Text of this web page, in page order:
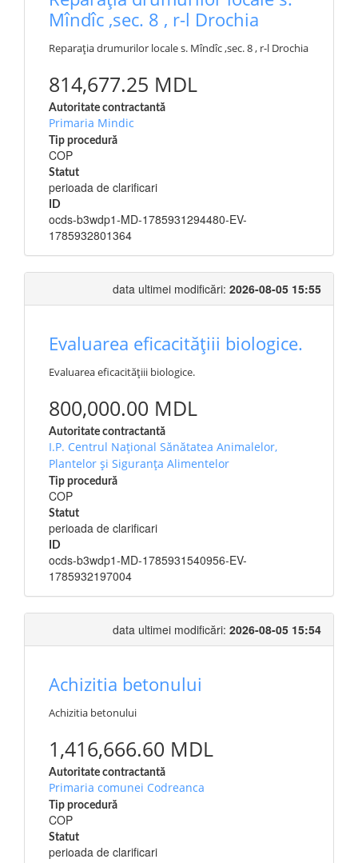
Mîndîc ,sec. 8 , r-l Drochia
Reparația drumurilor locale s. Mîndîc ,sec. 8 , r-l Drochia
814,677.25 MDL
Autoritate contractantă
Primaria Mindic
Tip procedură
COP
Statut
perioada de clarificari
ID
ocds-b3wdp1-MD-1785931294480-EV-
1785932801364
data ultimei modificări: 2026-08-05 15:55
Evaluarea eficacitățiii biologice.
Evaluarea eficacitățiii biologice.
800,000.00 MDL
Autoritate contractantă
I.P. Centrul Național Sănătatea Animalelor,
Plantelor și Siguranța Alimentelor
Tip procedură
COP
Statut
perioada de clarificari
ID
ocds-b3wdp1-MD-1785931540956-EV-
1785932197004
data ultimei modificări: 2026-08-05 15:54
Achizitia betonului
Achizitia betonului
1,416,666.60 MDL
Autoritate contractantă
Primaria comunei Codreanca
Tip procedură
COP
Statut
perioada de clarificari